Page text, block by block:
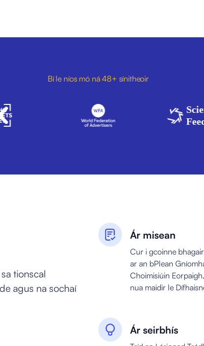
Bí le níos mó ná 48+ sínitheoir
Science
Feedback
tionscal
agus na sochaí
Ár misean
Cur i gcoinne
ar an bPlean
Choimisiúin
nua maidir le
Ár seirbhís